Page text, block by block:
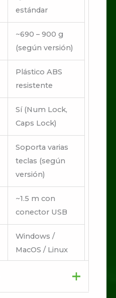
estándar
~690 – 900 g
(según versión)
Plástico ABS
resistente
Sí (Num Lock,
Caps Lock)
Soporta varias
teclas (según
versión)
~1.5 m con
conector USB
Windows /
MacOS / Linux
(Plug & Play)